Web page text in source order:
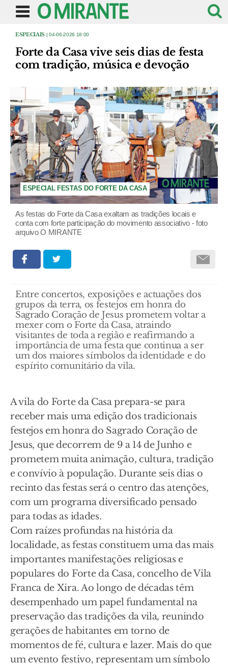
ESPECIAIS | 04-06-2026 18:00
Forte da Casa vive seis dias de festa
com tradição, música e devoção
ESPECIAL FESTAS DO FORTE DA CASA
As festas do Forte da Casa exaltam as tradições locais e
conta com forte participação do movimento associativo - foto
arquivo O MIRANTE
Entre concertos, exposições e actuações dos
grupos da terra, os festejos em honra do
Sagrado Coração de Jesus prometem voltar a
mexer com o Forte da Casa, atraindo
visitantes de toda a região e reafirmando a
importância de uma festa que continua a ser
um dos maiores símbolos da identidade e do
espírito comunitário da vila.
A vila do Forte da Casa prepara-se para
receber mais uma edição dos tradicionais
festejos em honra do Sagrado Coração de
Jesus, que decorrem de 9 a 14 de Junho e
prometem muita animação, cultura, tradição
e convívio à população. Durante seis dias o
recinto das festas será o centro das atenções,
com um programa diversificado pensado
para todas as idades.
Com raízes profundas na história da
localidade, as festas constituem uma das mais
importantes manifestações religiosas e
populares do Forte da Casa, concelho de Vila
Franca de Xira. Ao longo de décadas têm
desempenhado um papel fundamental na
preservação das tradições da vila, reunindo
gerações de habitantes em torno de
momentos de fé, cultura e lazer. Mais do que
um evento festivo, representam um símbolo